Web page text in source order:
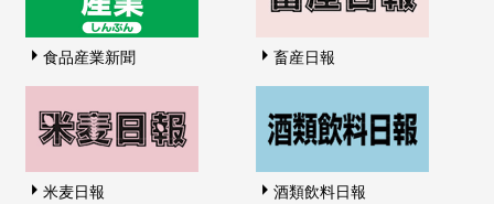
食品産業新聞 畜産日報
米麦日報 酒類飲料日報